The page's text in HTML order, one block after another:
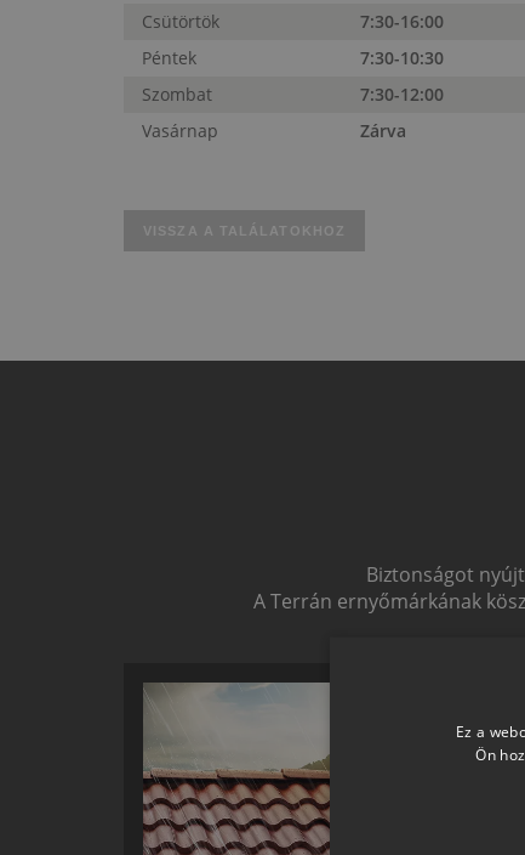
Csütörtök
7:30-16:00
Péntek
7:30-10:30
Szombat
7:30-12:00
Vasárnap
Zárva
VISSZA A TALÁLATOKHOZ
Biztonságot
A Terrán ernyőmárkának
Ez a
Ön